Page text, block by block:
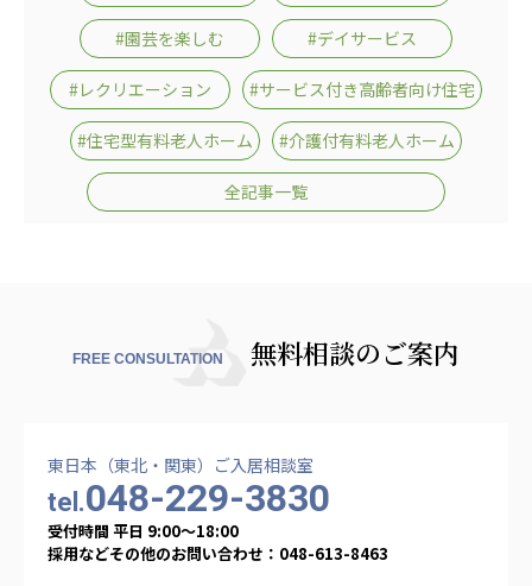
#園芸を楽しむ #デイサービス
#レクリエーション #サービス付き高齢者向け住宅
#住宅型有料老人ホーム #介護付有料老人ホーム
全記事一覧
FREE CONSULTATION 無料相談のご案内
東日本（東北・関東）ご入居相談室
tel.048-229-3830
受付時間 平日 9:00〜18:00
採用などその他のお問い合わせ：048-613-8463